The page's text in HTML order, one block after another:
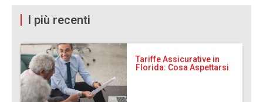
I più recenti
Tariffe Assicurative in
Florida: Cosa Aspettarsi